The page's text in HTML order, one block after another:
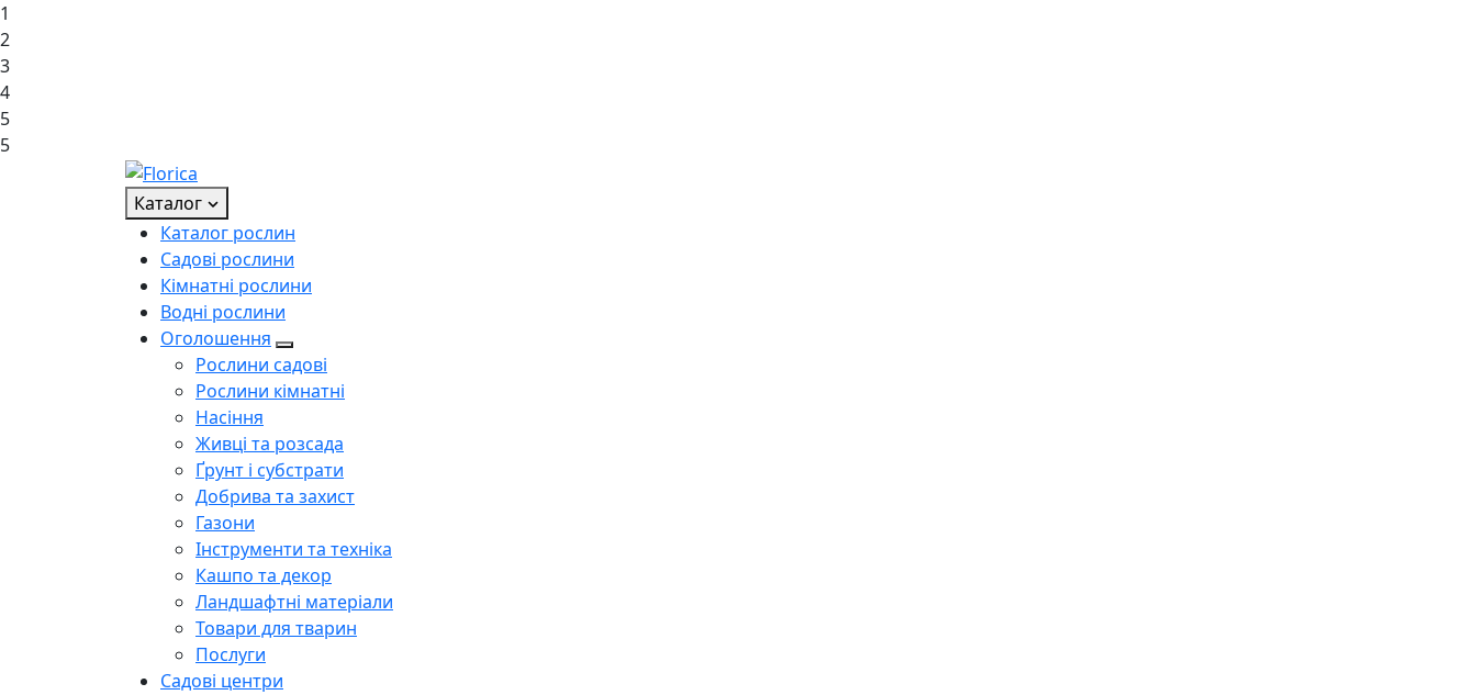
1
2
3
4
5
5
Каталог
Каталог рослин
Садові рослини
Кімнатні рослини
Водні рослини
Оголошення
Рослини садові
Рослини кімнатні
Насіння
Живці та розсада
Ґрунт і субстрати
Добрива та захист
Газони
Інструменти та техніка
Кашпо та декор
Ландшафтні матеріали
Товари для тварин
Послуги
Садові центри